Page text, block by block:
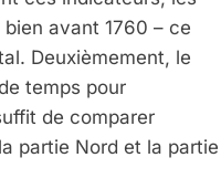
avant 1760 – ce
Deuxièmement, le
temps pour
de comparer
partie Nord et la partie